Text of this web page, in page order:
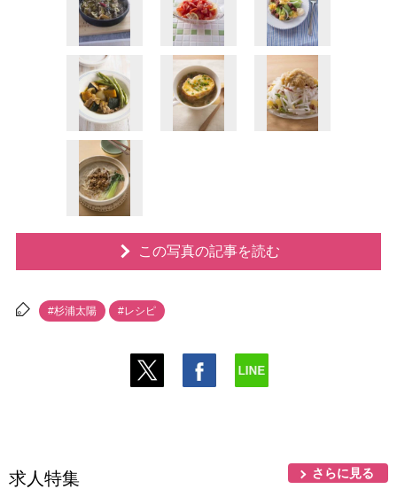
この写真の記事を読む
#杉浦太陽 #レシピ
求人特集 さらに見る